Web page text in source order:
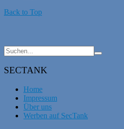
Back to Top
SECTANK
Home
Impressum
Über uns
Werben auf SecTank